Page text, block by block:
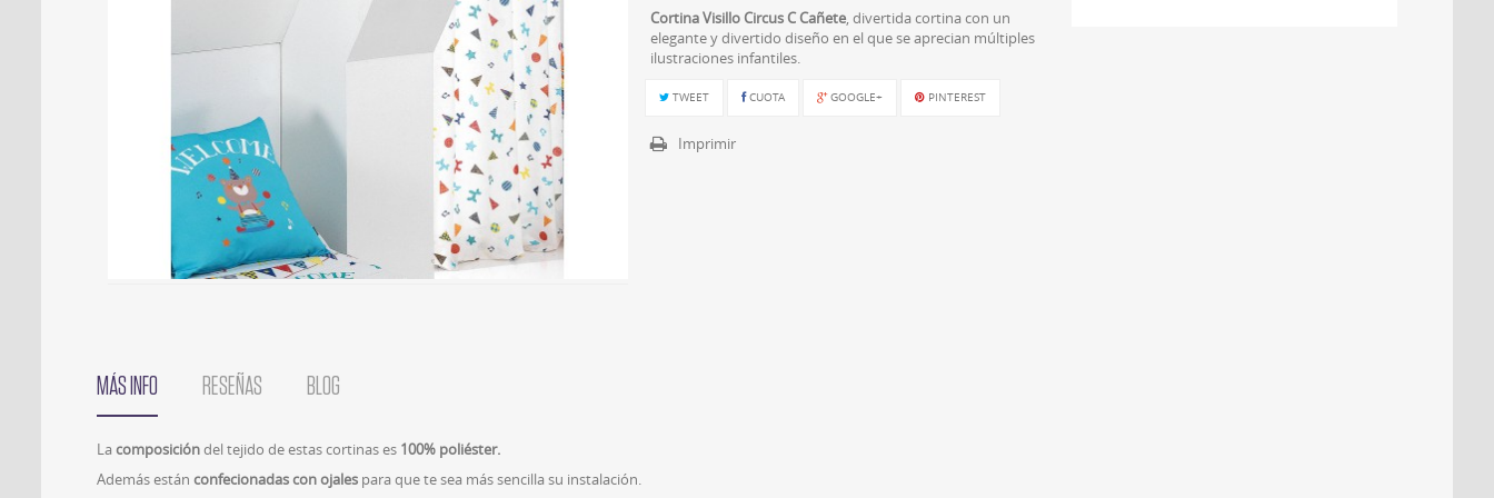
Cortina Visillo Circus C Cañete, divertida cortina con un
elegante y divertido diseño en el que se aprecian múltiples
ilustraciones infantiles.
TWEET CUOTA GOOGLE+ PINTEREST
Imprimir
MÁS INFO RESEÑAS BLOG
La composicióndel tejido de estas cortinas es 100% poliéster.
Además están confecionadas con ojales para que te sea más sencilla su instalación.